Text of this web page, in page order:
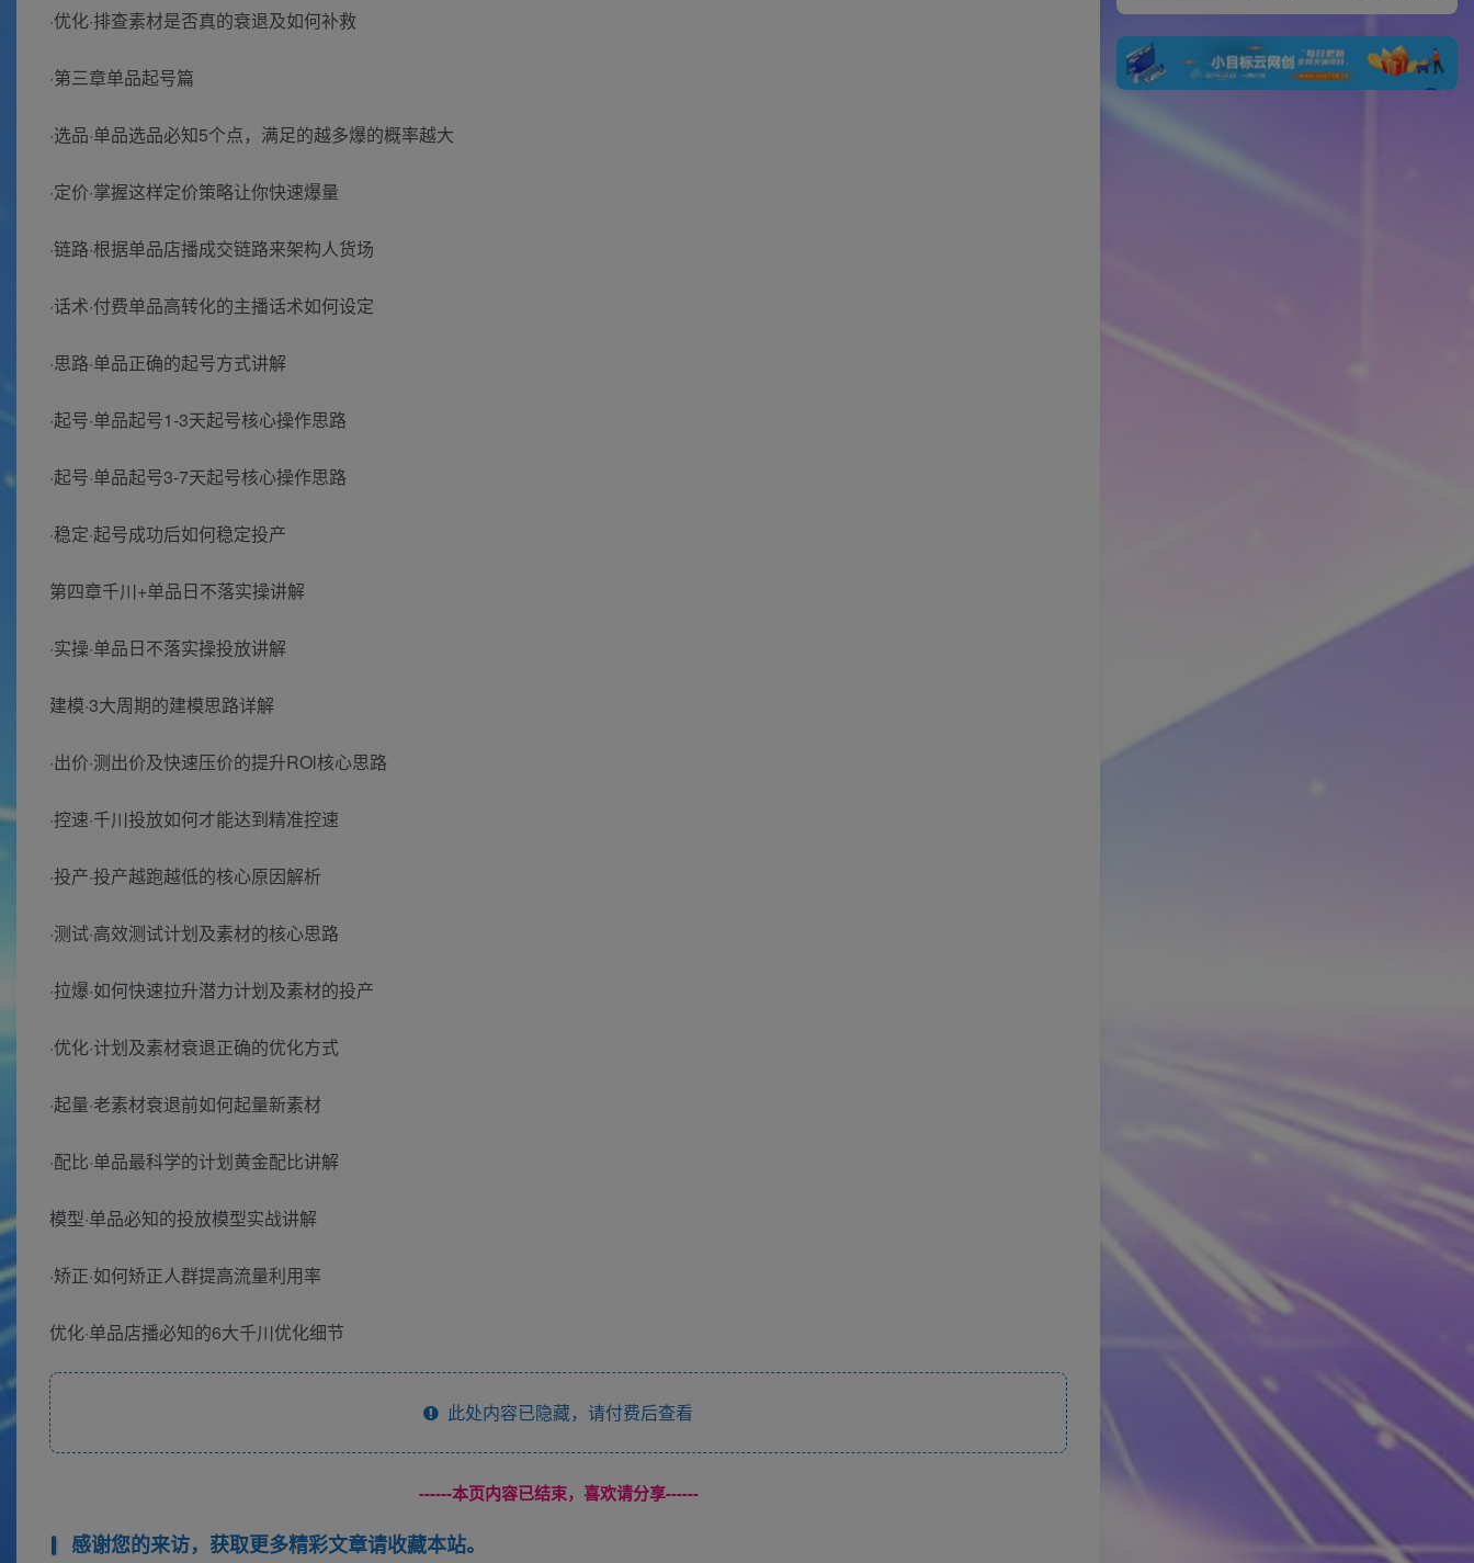
·优化·排查素材是否真的衰退及如何补救
·第三章单品起号篇
·选品·单品选品必知5个点，满足的越多爆的概率越大
·定价·掌握这样定价策略让你快速爆量
·链路·根据单品店播成交链路来架构人货场
·话术·付费单品高转化的主播话术如何设定
·思路·单品正确的起号方式讲解
·起号·单品起号1-3天起号核心操作思路
·起号·单品起号3-7天起号核心操作思路
·稳定·起号成功后如何稳定投产
第四章千川+单品日不落实操讲解
·实操·单品日不落实操投放讲解
建模·3大周期的建模思路详解
·出价·测出价及快速压价的提升ROl核心思路
·控速·千川投放如何才能达到精准控速
·投产·投产越跑越低的核心原因解析
·测试·高效测试计划及素材的核心思路
·拉爆·如何快速拉升潜力计划及素材的投产
·优化·计划及素材衰退正确的优化方式
·起量·老素材衰退前如何起量新素材
·配比·单品最科学的计划黄金配比讲解
模型·单品必知的投放模型实战讲解
·矫正·如何矫正人群提高流量利用率
优化·单品店播必知的6大千川优化细节
此处内容已隐藏，请付费后查看
------本页内容已结束，喜欢请分享------
感谢您的来访，获取更多精彩文章请收藏本站。